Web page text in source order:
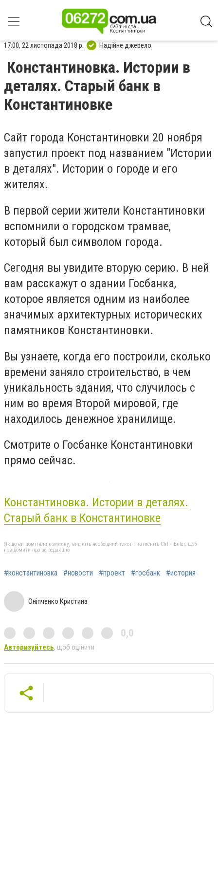
17:00, 22 листопада 2018 р. Надійне джерело
Константиновка. Истории в
деталях. Старый банк в
Константиновке
Сайт города Константиновки 20 ноября
запустил проект под названием "Истории
в деталях". Истории о городе и его
жителях.
В первой серии жители Константиновки
вспомнили о городском трамвае,
который был символом города.
Сегодня вы увидите вторую серию. В ней
вам расскажут о здании Госбанка,
которое является одним из наиболее
значимых архитектурных исторических
памятников Константиновки.
Вы узнаете, когда его построили, сколько
времени заняло строительство, в чем
уникальность здания, что случилось с
ним во время Второй мировой, где
находилось денежное хранилище.
Смотрите о Госбанке Константиновки
прямо сейчас.
Константиновка. Истории в деталях.
Старый банк в Константиновке
Якщо ви помітили помилку, виділіть необхідний текст і натисніть Ctrl + Enter, щоб
повідомити про це редакцію
#константиновка #новости #проект #госбанк #история
Оніпченко Кристина
0,0
Авторизуйтесь, щоб оцінити